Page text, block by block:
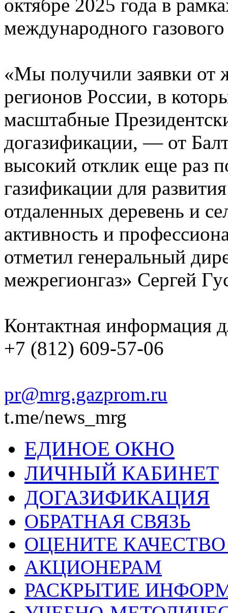
октябре 2025 года в
международного
«Мы получили заявки от
регионов России, в
масштабные
догазификации, — от
высокий отклик еще раз
газификации для
отдаленных деревень и
активность и
отметил генеральный
межрегионгаз» Сергей
Контактная информация
+7 (812) 609-57-06
pr@mrg.gazprom.ru
t.me/news_mrg
ЕДИНОЕ ОКНО
ЛИЧНЫЙ КАБИНЕТ
ДОГАЗИФИКАЦИЯ
ОБРАТНАЯ СВЯЗЬ
ОЦЕНИТЕ
АКЦИОНЕРАМ
РАСКРЫТИЕ